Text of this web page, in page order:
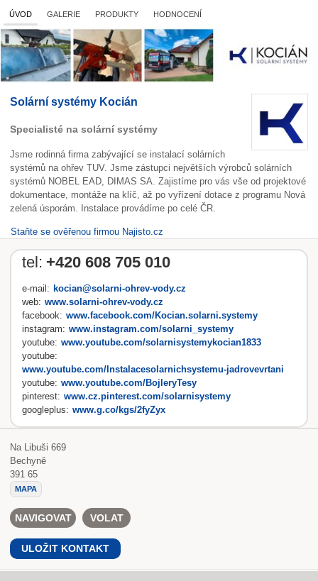
ÚVOD GALERIE PRODUKTY HODNOCENÍ
Solární systémy Kocián
Specialisté na solární systémy
Jsme rodinná firma zabývající se instalací solárních
systémů na ohřev TUV. Jsme zástupci největších výrobců solárních
systémů NOBEL EAD, DIMAS SA. Zajistíme pro vás vše od projektové
dokumentace, montáže na klíč, až po vyřízení dotace z programu Nová
zelená úsporám. Instalace provádíme po celé ČR.
Staňte se ověřenou firmou Najisto.cz
tel: +420 608 705 010
e-mail: kocian@solarni-ohrev-vody.cz
web: www.solarni-ohrev-vody.cz
facebook: www.facebook.com/Kocian.solarni.systemy
instagram: www.instagram.com/solarni_systemy
youtube: www.youtube.com/solarnisystemykocian1833
youtube:
www.youtube.com/Instalacesolarnichsystemu-jadrovevrtani
youtube: www.youtube.com/BojleryTesy
pinterest: www.cz.pinterest.com/solarnisystemy
googleplus: www.g.co/kgs/2fyZyx
Na Libuši 669
Bechyně
391 65
MAPA
NAVIGOVAT VOLAT
ULOŽIT KONTAKT